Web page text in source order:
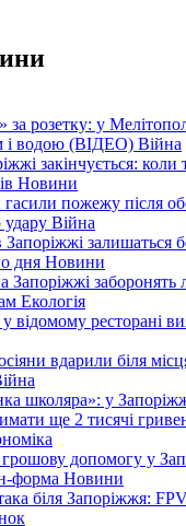
за розетку: у
і водою (ВІДЕО) Війна
закінчується: коли
Новини
гасили пожежу після
удару Війна
залишаться
дня Новини
Запоріжжі
Екологія
відомому ресторані
вдарили біля
школяра»: у
ще 2 тисячі
грошову допомогу у
форма Новини
біля Запоріжжя: